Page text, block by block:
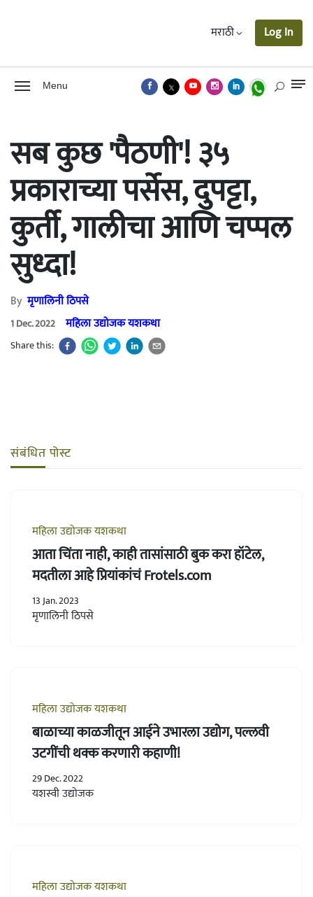
मराठी Log In
Menu
सब कुछ 'पैठणी'! ३५
प्रकाराच्या पर्सेस, दुपट्टा,
कुर्ती, गालीचा आणि चप्पल
सुध्दा!
Byमृणालिनी ठिपसे
1 Dec. 2022 महिला उद्योजक यशकथा
Share this:
संबंधित पोस्ट
महिला उद्योजक यशकथा
आता चिंता नाही, काही तासांसाठी बुक करा हॉटेल,
मदतीला आहे प्रियांकांचं Frotels.com
13 Jan. 2023
मृणालिनी ठिपसे
महिला उद्योजक यशकथा
बाळाच्या काळजीतून आईने उभारला उद्योग, पल्लवी
उटगींची थक्क करणारी कहाणी!
29 Dec. 2022
यशस्वी उद्योजक
महिला उद्योजक यशकथा